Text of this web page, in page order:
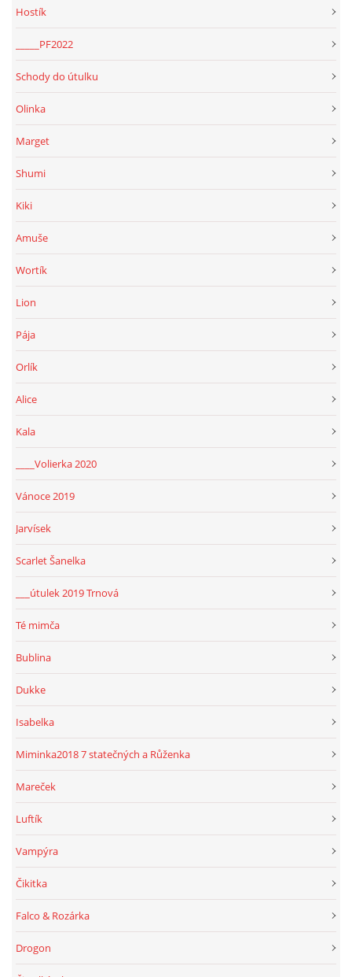
Hostík
_____PF2022
Schody do útulku
Olinka
Marget
Shumi
Kiki
Amuše
Wortík
Lion
Pája
Orlík
Alice
Kala
____Volierka 2020
Vánoce 2019
Jarvísek
Scarlet Šanelka
___útulek 2019 Trnová
Té mimča
Bublina
Dukke
Isabelka
Miminka2018 7 statečných a Růženka
Mareček
Luftík
Vampýra
Čikitka
Falco & Rozárka
Drogon